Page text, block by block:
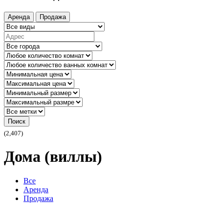
Аренда Продажа
Поиск
(2,407)
Дома (виллы)
Все
Аренда
Продажа